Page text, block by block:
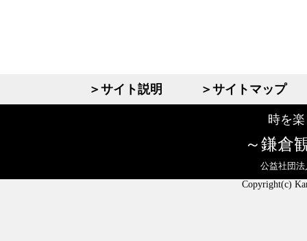
＞サイト説明 ＞サイトマップ
時を
鎌倉
公益社団
Copyright(c)